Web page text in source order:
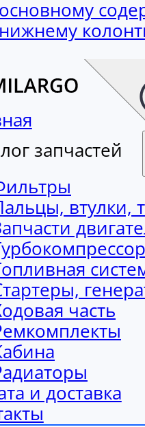
запчастей
втулки,
часть
и доставка